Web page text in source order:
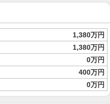
1,380万円
1,380万円
0万円
400万円
0万円